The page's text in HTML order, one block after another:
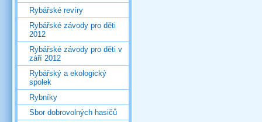
Rybářské revíry
Rybářské závody pro děti
2012
Rybářské závody pro děti v
září 2012
Rybářský a ekologický
spolek
Rybníky
Sbor dobrovolných hasičů